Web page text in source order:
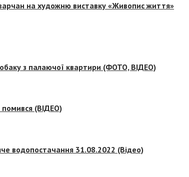
на художню виставку «Живопис життя»
з палаючої квартири (ФОТО, ВІДЕО)
помився (ВІДЕО)
водопостачання 31.08.2022 (Відео)